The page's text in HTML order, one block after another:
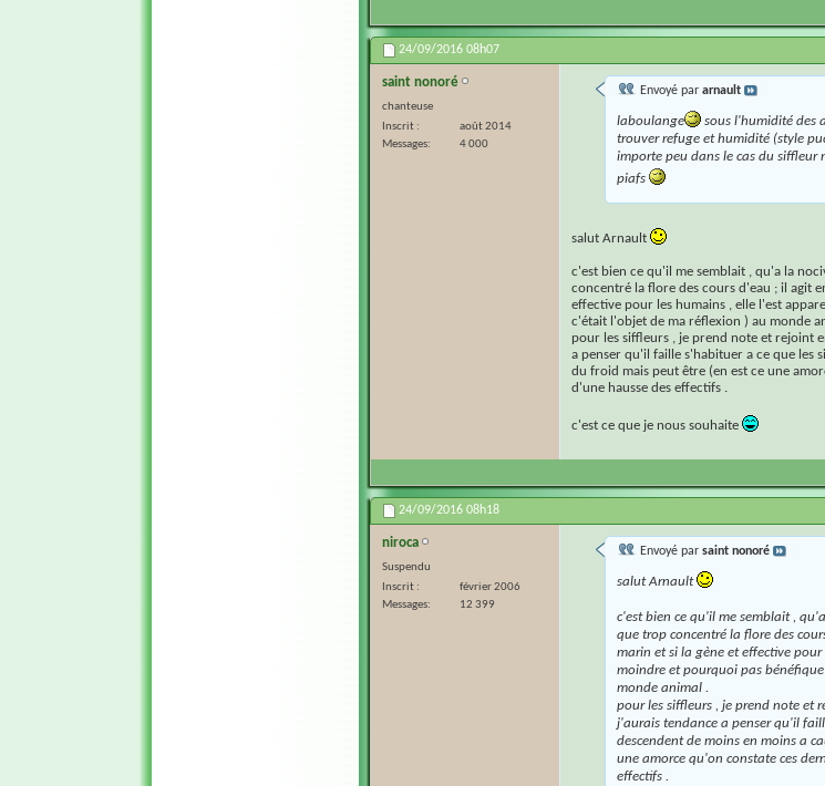
24/09/2016 08h07
saint nonoré
chanteuse
Inscrit
août 2014
Messages
4 000
Envoyé par arnault
laboulange
sous l'humidité des
trouver refuge et humidité (style
importe peu dans le cas du siffleur
piafs
salut Arnault
c'est bien ce qu'il me semblait , qu'a la
concentré la flore des cours d'eau ; il agit
effective pour les humains , elle l'est
c'était l'objet de ma réflexion ) au monde
pour les siffleurs , je prend note et rejoint
a penser qu'il faille s'habituer a ce que les
du froid mais peut être (en est ce une
d'une hausse des effectifs .
c'est ce que je nous souhaite
24/09/2016 08h18
niroca
Suspendu
Inscrit
février 2006
Messages
12 399
Envoyé par saint nonoré
salut Arnault
c'est bien ce qu'il me semblait ,
que trop concentré la flore des
marin et si la gène et effective
moindre et pourquoi pas
monde animal .
pour les siffleurs , je prend note et
j'aurais tendance a penser qu'il
descendent de moins en moins a
une amorce qu'on constate ces
effectifs .